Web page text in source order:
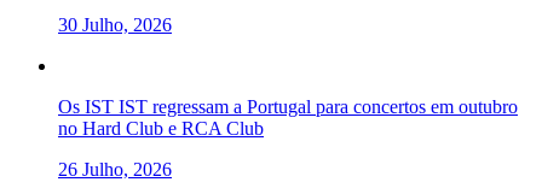
30 Julho, 2026
Os IST IST regressam a Portugal para concertos em outubro
no Hard Club e RCA Club
26 Julho, 2026